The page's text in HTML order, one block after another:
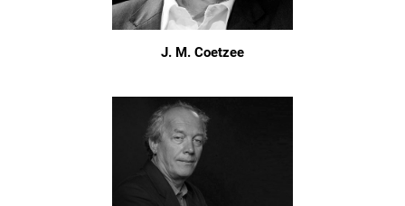
J. M. Coetzee